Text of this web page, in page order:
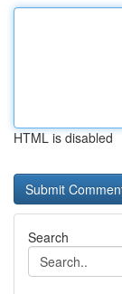
HTML is disabled
Search